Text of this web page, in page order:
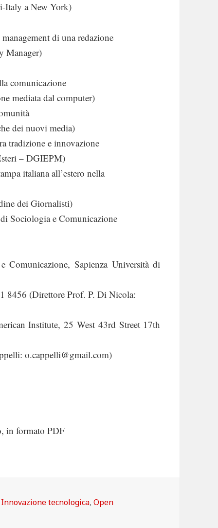
Italy a New York)
di una redazione
Manager)
comunicazione
mediata dal computer)
dei nuovi media)
tradizione e innovazione
– DGIEPM)
italiana all’estero nella
dei Giornalisti)
Sociologia e Comunicazione
Sapienza Università di
8456 (Direttore Prof. P. Di Nicola:
Institute, 25 West 43rd Street 17th
o.cappelli@gmail.com)
in formato PDF
Categorie
Innovazione tecnologica,Open